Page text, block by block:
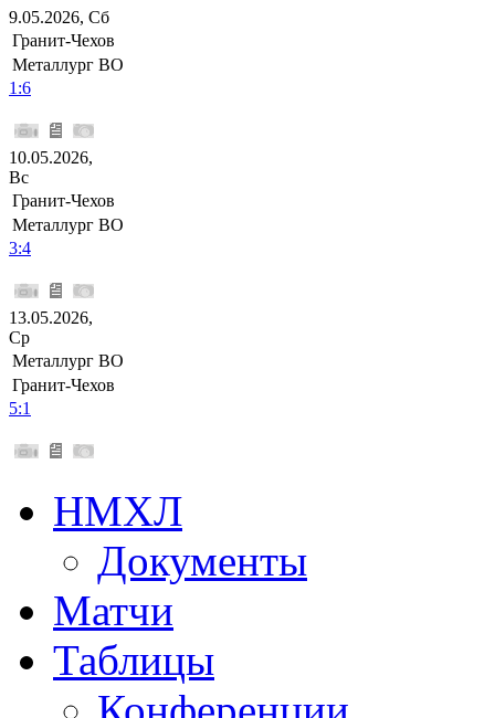
9.05.2026, Сб
Гранит-Чехов
Металлург ВО
1:6
10.05.2026,
Вс
Гранит-Чехов
Металлург ВО
3:4
13.05.2026,
Ср
Металлург ВО
Гранит-Чехов
5:1
НМХЛ
Документы
Матчи
Таблицы